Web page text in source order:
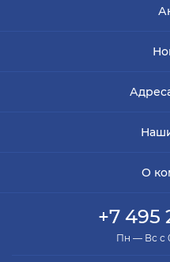
О
+7 495
Пн — Вс с